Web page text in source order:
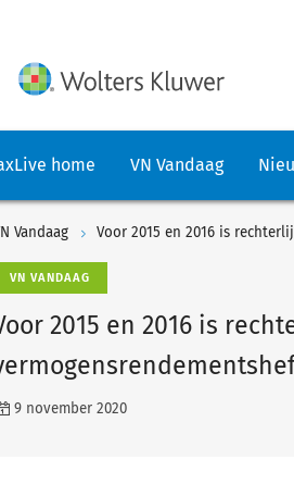
home VN Vandaag
Vandaag Voor 2015 en 2016 is
VN VANDAAG
2015 en 2016 is
9 november 2020